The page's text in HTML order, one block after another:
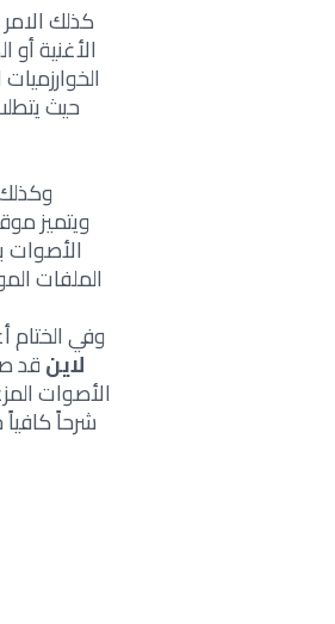
كذلك
الأغنية
حيث
ويتميز
الملفات
وفي الختام
لاينقد
الأصوات
شرحاً